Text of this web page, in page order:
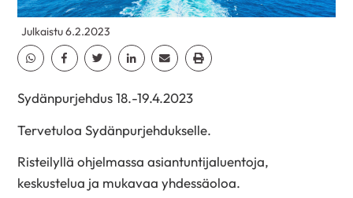
Julkaistu 6.2.2023
Jaa Whatsapp
Jaa Facebook
Jaa TwitterJaa Linkedin
Jaa EmailJaa Print
Sydänpurjehdus 18.-19.4.2023
Tervetuloa Sydänpurjehdukselle.
Risteilyllä ohjelmassa asiantuntijaluentoja,
keskustelua ja mukavaa yhdessäoloa.